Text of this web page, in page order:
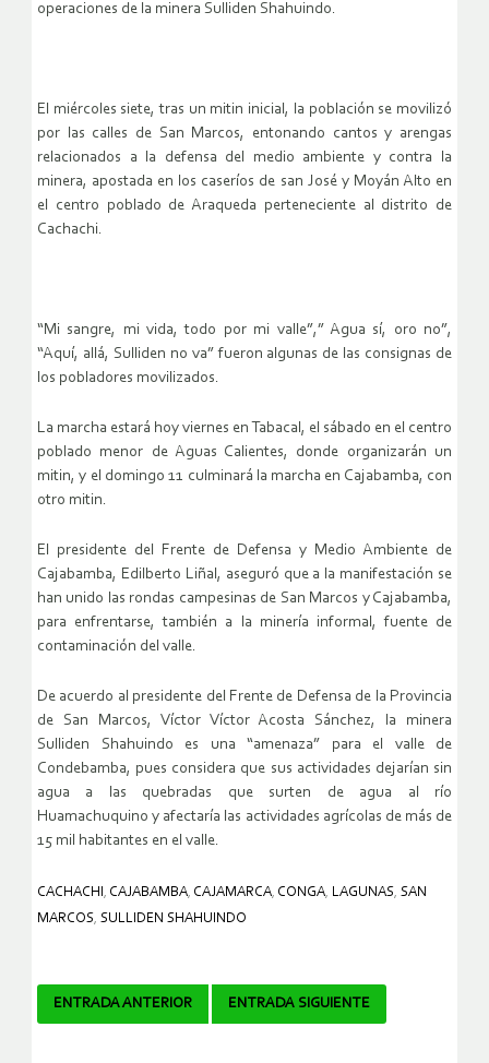
operaciones de la minera Sulliden Shahuindo.
El miércoles siete, tras un mitin inicial, la población se movilizó
por las calles de San Marcos, entonando cantos y arengas
relacionados a la defensa del medio ambiente y contra la
minera, apostada en los caseríos de san José y Moyán Alto en
el centro poblado de Araqueda perteneciente al distrito de
Cachachi.
“Mi sangre, mi vida, todo por mi valle”,” Agua sí, oro no”,
“Aquí, allá, Sulliden no va” fueron algunas de las consignas de
los pobladores movilizados.
La marcha estará hoy viernes en Tabacal, el sábado en el centro
poblado menor de Aguas Calientes, donde organizarán un
mitin, y el domingo 11 culminará la marcha en Cajabamba, con
otro mitin.
El presidente del Frente de Defensa y Medio Ambiente de
Cajabamba, Edilberto Liñal, aseguró que a la manifestación se
han unido las rondas campesinas de San Marcos y Cajabamba,
para enfrentarse, también a la minería informal, fuente de
contaminación del valle.
De acuerdo al presidente del Frente de Defensa de la Provincia
de San Marcos, Víctor Víctor Acosta Sánchez, la minera
Sulliden Shahuindo es una “amenaza” para el valle de
Condebamba, pues considera que sus actividades dejarían sin
agua a las quebradas que surten de agua al río
Huamachuquino y afectaría las actividades agrícolas de más de
15 mil habitantes en el valle.
CACHACHI , CAJABAMBA, CAJAMARCA, CONGA, LAGUNAS, SAN
MARCOS, SULLIDEN SHAHUINDO
Navegador
ENTRADA ANTERIOR ENTRADA SIGUIENTE